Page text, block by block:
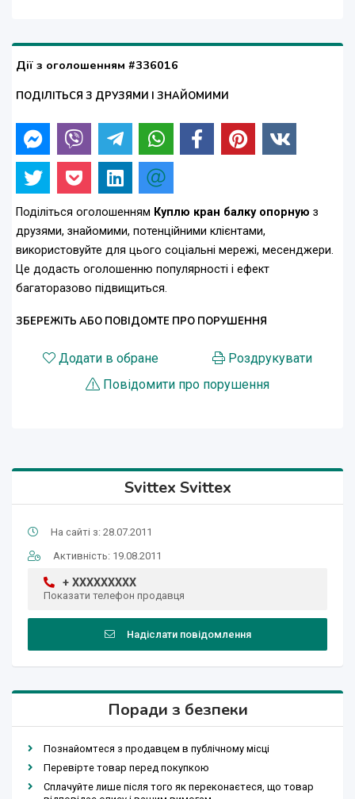
Дії з оголошенням #336016
ПОДІЛІТЬСЯ З ДРУЗЯМИ І ЗНАЙОМИМИ
Поділіться оголошенням Куплю кран балку опорную з
друзями, знайомими, потенційними клієнтами,
використовуйте для цього соціальні мережі, месенджери.
Це додасть оголошенню популярності і ефект
багаторазово підвищиться.
ЗБЕРЕЖІТЬ АБО ПОВІДОМТЕ ПРО ПОРУШЕННЯ
Додати в обране
Роздрукувати
Повідомити про порушення
Svittex Svittex
На сайті з: 28.07.2011
Активність: 19.08.2011
+ XXXXXXXXX
Показати телефон продавця
Надіслати повідомлення
Поради з безпеки
Познайомтеся з продавцем в публічному місці
Перевірте товар перед покупкою
Сплачуйте лише після того як переконаєтеся, що товар